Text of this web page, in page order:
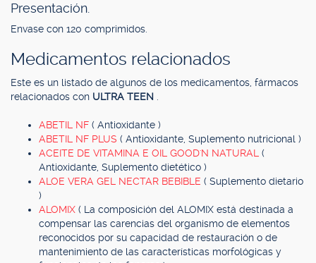
Presentación.
Envase con 120 comprimidos.
Medicamentos relacionados
Este es un listado de algunos de los medicamentos, fármacos
relacionados con ULTRA TEEN
ABETIL NF ( Antioxidante )
ABETIL NF PLUS ( Antioxidante, Suplemento nutricional )
ACEITE DE VITAMINA E OIL GOOD'N NATURAL (
Antioxidante, Suplemento dietético )
ALOE VERA GEL NECTAR BEBIBLE ( Suplemento dietario
)
ALOMIX ( La composición del ALOMIX está destinada a
compensar las carencias del organismo de elementos
reconocidos por su capacidad de restauración o de
mantenimiento de las características morfológicas y